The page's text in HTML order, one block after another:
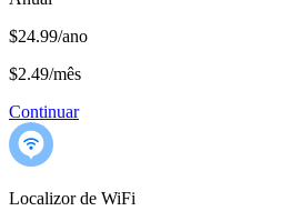
$24.99/ano
$2.49/mês
Continuar
Localizor de WiFi